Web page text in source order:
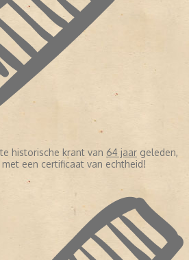
historische krant van 64 jaar geleden,
een certificaat van echtheid!